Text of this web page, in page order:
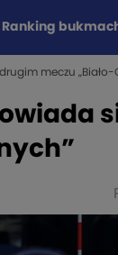
Ranking
meczu „Biało-